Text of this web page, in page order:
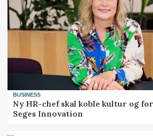
BUSINESS
Ny HR-chef skal koble kultur og
Seges Innovation